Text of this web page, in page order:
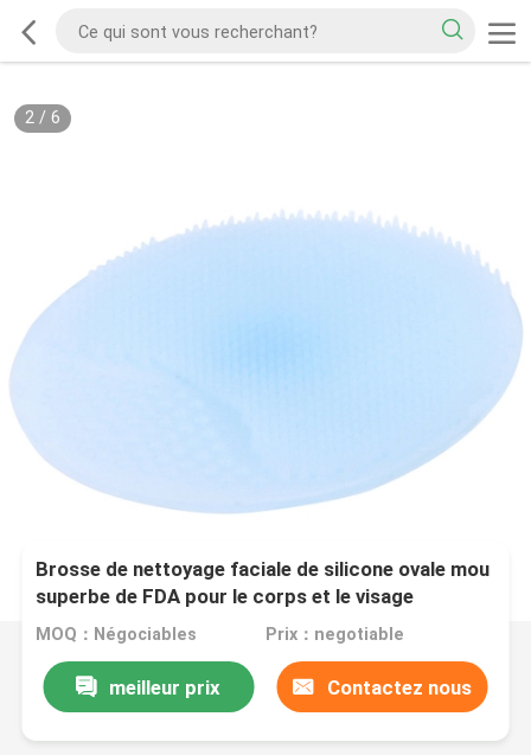
2/ 6
Brosse de nettoyage faciale de silicone ovale mou
superbe de FDA pour le corps et le visage
MOQ：Négociables Prix：negotiable
meilleur prix Contactez nous